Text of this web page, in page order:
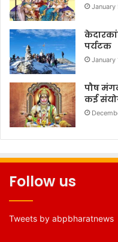
January
पर्यटक
January
पौष
कई
Follow us
Tweets by abpbharatnews